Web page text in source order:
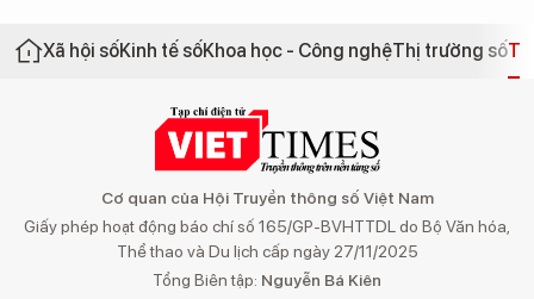
Xã hội sốKinh tế sốKhoa học - Công nghệThị trường số
Cơ quan của Hội Truyền thông số Việt Nam
Giấy phép hoạt động báo chí số 165/GP-BVHTTDL do Bộ Văn hóa,
Thể thao và Du lịch cấp ngày 27/11/2025
Tổng Biên tập: Nguyễn Bá Kiên